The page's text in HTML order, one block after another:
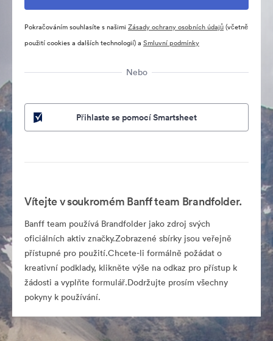
Pokračováním souhlasíte s našimi Zásady ochrany osobních údajů(včetně
použití cookies a dalších technologií) a Smluvní podmínky
Nebo
Přihlaste se pomocí Smartsheet
Vítejte v soukromém Banff team Brandfolder.
Banff team používá Brandfolder jako zdroj svých
oficiálních aktiv značky.Zobrazené sbírky jsou veřejně
přístupné pro použití.Chcete-li formálně požádat o
kreativní podklady, klikněte výše na odkaz pro přístup k
žádosti a vyplňte formulář.Dodržujte prosím všechny
pokyny k používání.